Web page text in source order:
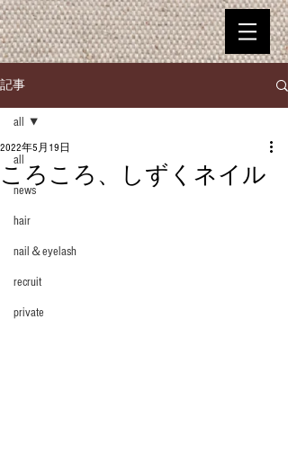
記事
all
news
hair
nail＆eyelash
recruit
private
all
ころころ、しずくネイル
2022年5月19日